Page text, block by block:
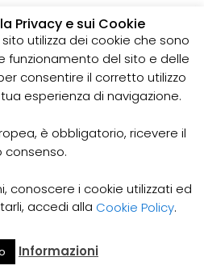
neri: cos’è e
importante
sotterranee utilizzate
acque reflue domestiche,
delle acque fognarie. Lo
un’operazione essenziale
allagamenti, cattivi odori e
viene effettuato mediante
pompe e attrezzature
Il Mio
Privacy e sui Cookie
utilizza dei cookie che sono
funzionamento del sito e delle
consentire il corretto utilizzo
esperienza di navigazione.
è obbligatorio, ricevere il
consenso.
conoscere i cookie utilizzati ed
accedi alla Cookie Policy.
Informazioni